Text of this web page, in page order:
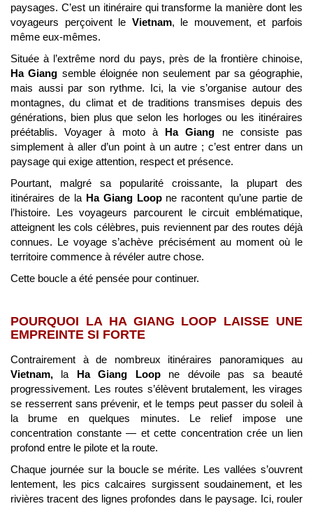
paysages. C’est un itinéraire qui transforme la manière dont les
voyageurs perçoivent le Vietnam, le mouvement, et parfois
même eux-mêmes.
Située à l’extrême nord du pays, près de la frontière chinoise,
Ha Giang semble éloignée non seulement par sa géographie,
mais aussi par son rythme. Ici, la vie s’organise autour des
montagnes, du climat et de traditions transmises depuis des
générations, bien plus que selon les horloges ou les itinéraires
préétablis. Voyager à moto à
Ha Giang ne consiste pas
simplement à aller d’un point à un autre ; c’est entrer dans un
paysage qui exige attention, respect et présence.
Pourtant, malgré sa popularité croissante, la plupart des
itinéraires de la Ha Giang Loopne racontent qu’une partie de
l’histoire. Les voyageurs parcourent le circuit emblématique,
atteignent les cols célèbres, puis reviennent par des routes déjà
connues. Le voyage s’achève précisément au moment où le
territoire commence à révéler autre chose.
Cette boucle a été pensée pour continuer.
POURQUOI LA HA GIANG LOOP LAISSE UNE
EMPREINTE SI FORTE
Contrairement à de nombreux itinéraires panoramiques au
Vietnam, la Ha Giang Loopne dévoile pas sa beauté
progressivement. Les routes s’élèvent brutalement, les virages
se resserrent sans prévenir, et le temps peut passer du soleil à
la brume en quelques minutes. Le relief impose une
concentration constante — et cette concentration crée un lien
profond entre le pilote et la route.
Chaque journée sur la boucle se mérite. Les vallées s’ouvrent
lentement, les pics calcaires surgissent soudainement, et les
rivières tracent des lignes profondes dans le paysage. Ici, rouler